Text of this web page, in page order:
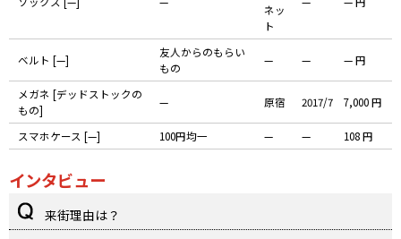
ネッ
ト
ベルト [—]
友人からのもらい
もの
— — — 円
メガネ [デッドストックの
もの]
— 原宿 2017/7 7,000 円
スマホケース [—] 100円均一 — — 108 円
インタビュー
来街理由は？